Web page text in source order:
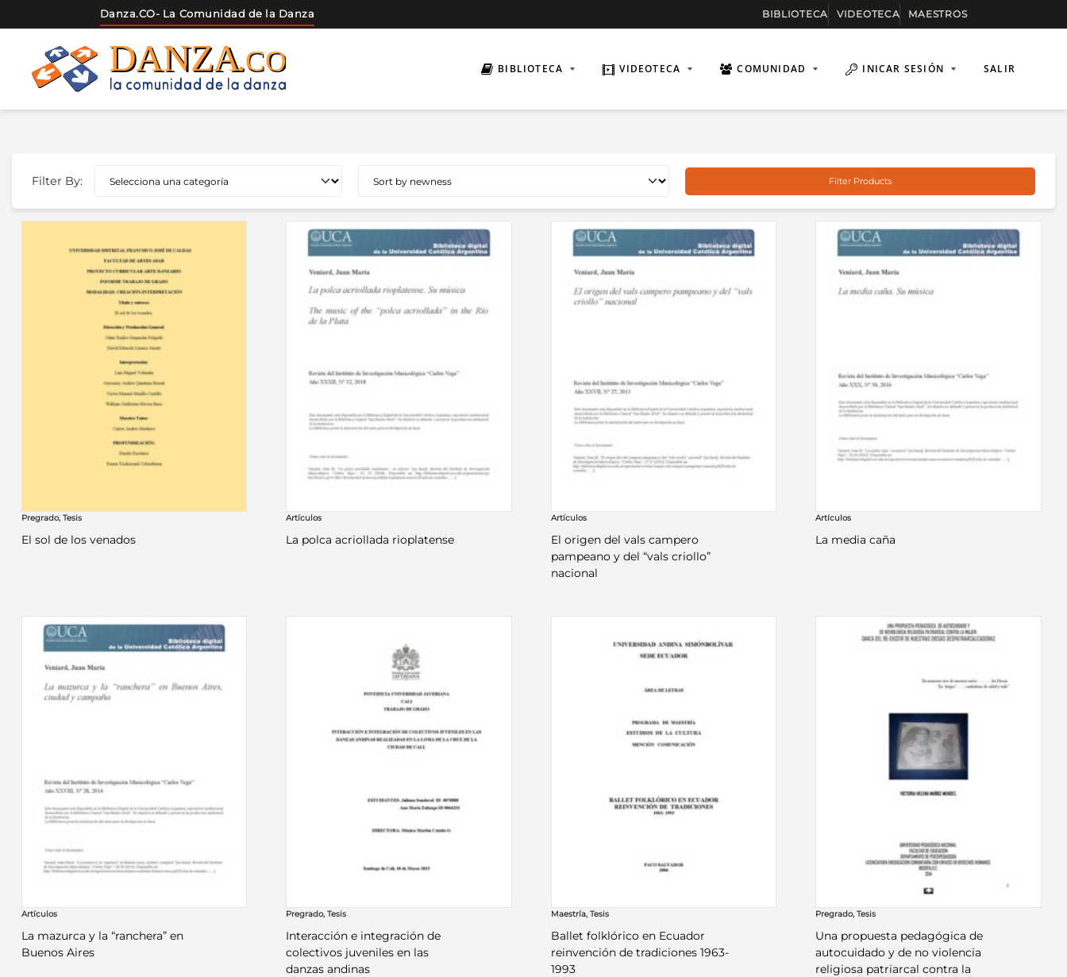
Danza.CO- La Comunidad de la Danza BIBLIOTECA VIDEOTECA MAESTROS
content
BIBLIOTECA VIDEOTECA COMUNIDAD INICAR SESIÓN SALIR
Filter By: Filter Products
Pregrado, Tesis
El sol de los venados
Artículos
La polca acriollada rioplatense
Artículos
El origen del vals campero
pampeano y del “vals criollo”
nacional
Artículos
La media caña
Artículos
La mazurca y la “ranchera” en
Buenos Aires
Pregrado,Tesis
Interacción e integración de
colectivos juveniles en las
danzas andinas
Maestría, Tesis
Ballet folklórico en Ecuador
reinvención de tradiciones 1963-
1993
Pregrado,Tesis
Una propuesta pedagógica de
autocuidado y de no violencia
religiosa patriarcal contra la